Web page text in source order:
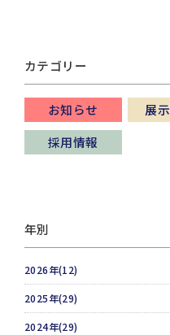
カテゴリー
お知らせ 展
採用情報
年別
2026年(12)
2025年(29)
2024年(29)